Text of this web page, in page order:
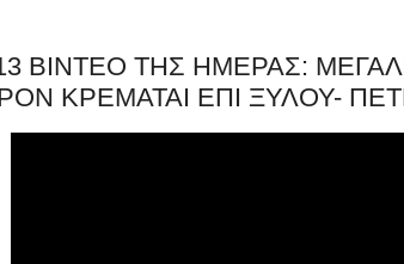
ΒΙΝΤΕΟ ΤΗΣ ΗΜΕΡΑΣ:
ΚΡΕΜΑΤΑΙ ΕΠΙ ΞΥΛΟΥ-